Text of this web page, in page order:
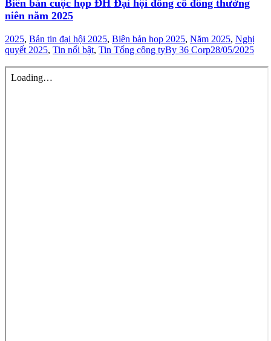
Biên bản cuộc họp ĐH Đại hội đồng cổ đông thường
niên năm 2025
2025, Bản tin đại hội 2025, Biên bản họp 2025, Năm 2025, Nghị
quyết 2025, Tin nổi bật, Tin Tổng công tyBy 36 Corp28/05/2025